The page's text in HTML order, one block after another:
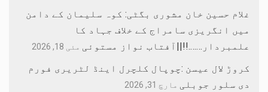
غلام حسین خان مشوری بگٹی: کوہ سلیمان کے دامن
میں انگریزی سامراج کے خلاف جہاد کا
علمبردار…….!!||آفتاب نواز مستوئی مئی 18, 2026
کروڑ لال عیسن :چوپال کلچرل اینڈ لٹریری فورم
دی سلور جوبلی مارچ 31, 2026